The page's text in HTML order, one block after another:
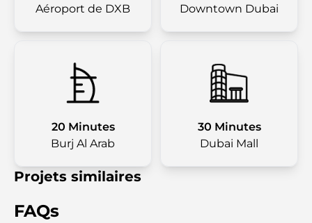
Aéroport de DXB
Downtown Dubai
20 Minutes
Burj Al Arab
30 Minutes
Dubai Mall
Projets similaires
FAQs